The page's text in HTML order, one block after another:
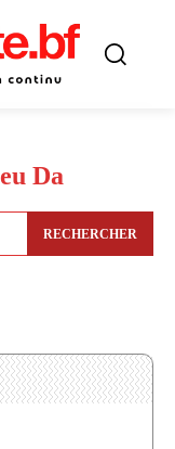
Da
RECHERCHER